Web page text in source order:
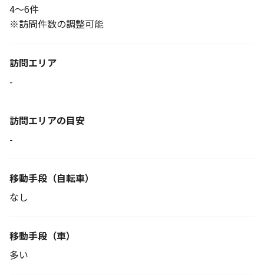
4～6件
※訪問件数の調整可能
訪問エリア
-
訪問エリアの目安
-
移動手段 （自転車）
なし
移動手段（車）
多い